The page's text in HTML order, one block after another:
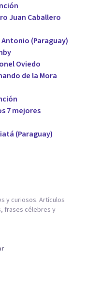
Juan Caballero
(Paraguay)
Oviedo
de la Mora
7 mejores
(Paraguay)
y curiosos. Artículos
frases célebres y